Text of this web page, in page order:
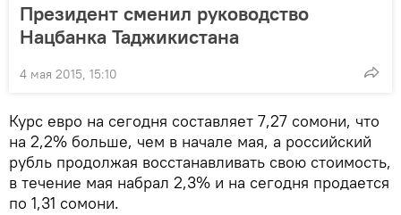
Президент сменил руководство
Нацбанка Таджикистана
4 мая 2015, 15:10
Курс евро на сегодня составляет 7,27 сомони, что
на 2,2% больше, чем в начале мая, а российский
рубль продолжая восстанавливать свою стоимость,
в течение мая набрал 2,3% и на сегодня продается
по 1,31 сомони.